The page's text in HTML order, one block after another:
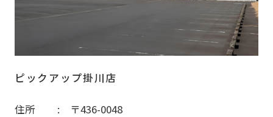
ピックアップ掛川店
住所
〒436-0048